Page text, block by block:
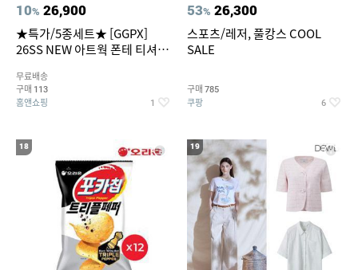
10% 26,900
★특가/5종세트★ [GGPX]
26SS NEW 아트웍 폰테 티셔츠
무료배송
구매 113
홈앤쇼핑 1
53% 26,300
스포츠/레저, 풀캉스 COOL
SALE
구매 785
쿠팡 6
18 19